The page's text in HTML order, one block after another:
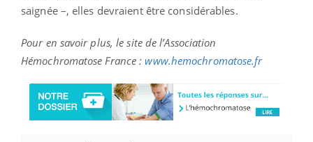
saignée –, elles devraient être considérables.
Pour en savoir plus, le site de l’Association
Hémochromatose France :www.hemochromatose.fr